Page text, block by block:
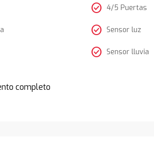
check_circle 4/5 Puertas
check_circle Sensor luz
check_circle Sensor lluvia
completo